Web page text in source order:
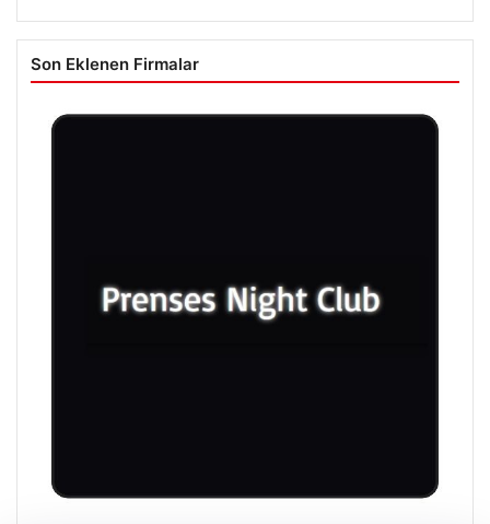
Son Eklenen Firmalar